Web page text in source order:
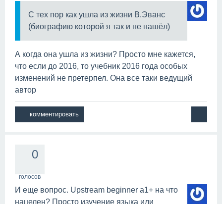
С тех пор как ушла из жизни В.Эванс
(биографию которой я так и не нашёл)
А когда она ушла из жизни? Просто мне кажется,
что если до 2016, то учебник 2016 года особых
изменений не претерпел. Она все таки ведущий
автор
0
голосов
И еще вопрос. Upstream beginner a1+ на что
нацелен? Просто изучение языка или